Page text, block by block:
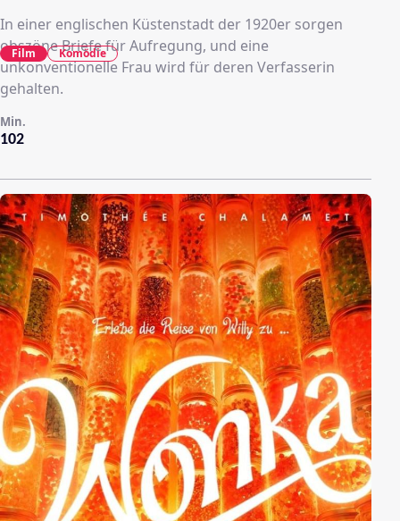
In einer englischen Küstenstadt der 1920er sorgen
obszöne Briefe für Aufregung, und eine
unkonventionelle Frau wird für deren Verfasserin
gehalten.
102
Min.
Film Komödie